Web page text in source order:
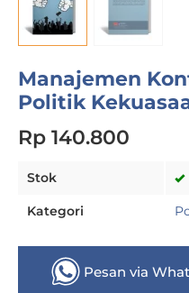
Manajemen
Politik
Rp 140.800
Stok
Kategori
Pesan via